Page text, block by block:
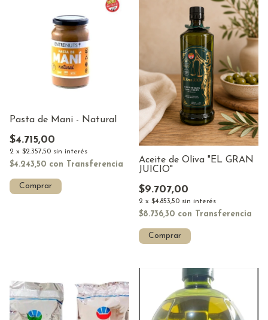
Pasta de Mani - Natural
$4.715,00
2 x $2.357,50 sin interés
$4.243,50 con Transferencia
Comprar
Aceite de Oliva "EL GRAN
JUICIO"
$9.707,00
2 x $4.853,50 sin interés
$8.736,30 con Transferencia
Comprar